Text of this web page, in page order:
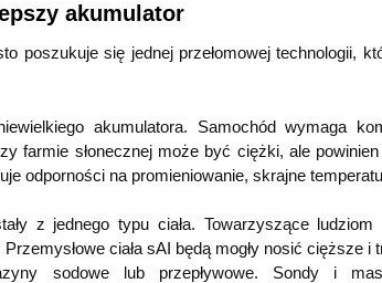
akumulator
poszukuje się jednej przełomowej technologii,
akumulatora. Samochód wymaga
farmie słonecznej może być ciężki, ale
odporności na promieniowanie, skrajne
z jednego typu ciała. Towarzyszące
ciała sAI będą mogły nosić cięższe
sodowe lub przepływowe. Sondy i